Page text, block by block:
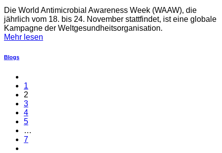
Die World Antimicrobial Awareness Week (WAAW), die
jährlich vom 18. bis 24. November stattfindet, ist eine globale
Kampagne der Weltgesundheitsorganisation.
Mehr lesen
Blogs
1
2
3
4
5
…
7